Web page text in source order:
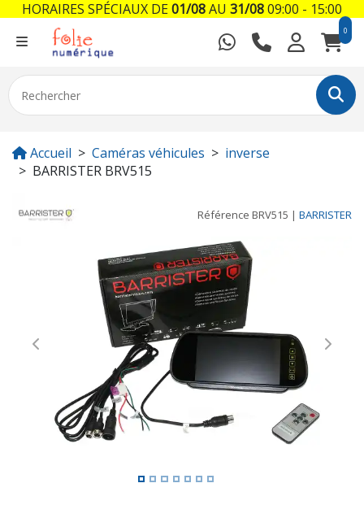
0
Accueil Caméras véhicules
inverse
BARRISTER BRV515
Référence BRV515 | BARRISTER
Previous Next
HORAIRES SPÉCIAUX DE01/08AU 31/0809:00 - 15:00